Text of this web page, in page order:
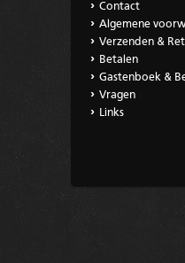
Contact
Algemene
Verzenden &
Betalen
Gastenboek &
Vragen
Links